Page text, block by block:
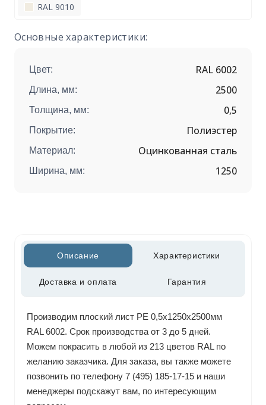
RAL 9010
Основные характеристики:
Цвет: RAL 6002
Длина, мм: 2500
Толщина, мм: 0,5
Покрытие: Полиэстер
Материал: Оцинкованная сталь
Ширина, мм: 1250
Описание Характеристики
Доставка и оплата Гарантия
Производим плоский лист РЕ 0,5х1250х2500мм
RAL 6002. Срок производства от 3 до 5 дней.
Можем покрасить в любой из 213 цветов RAL по
желанию заказчика. Для заказа, вы также можете
позвонить по телефону 7 (495) 185-17-15 и наши
менеджеры подскажут вам, по интересующим